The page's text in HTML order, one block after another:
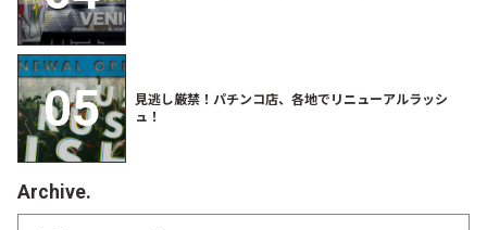
見逃し厳禁！パチンコ店、各地でリニューアルラッシ
ュ！
Archive.